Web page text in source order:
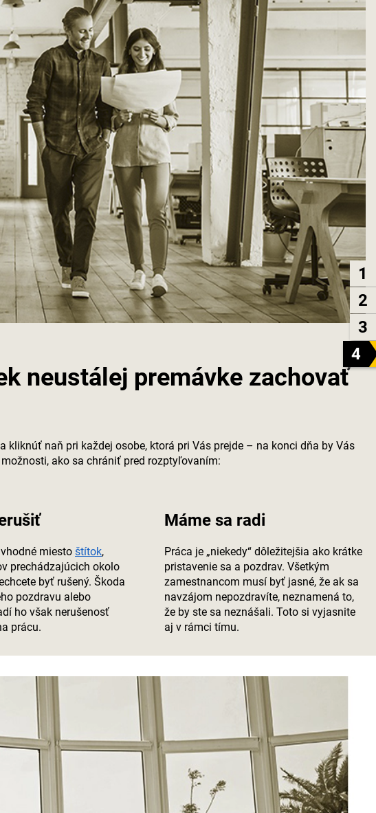
1
2
3
4
neustálej premávke zachovať
naň pri každej osobe, ktorá pri Vás prejde – na konci dňa by Vás
ako sa chrániť pred rozptyľovaním:
miesto štítok,
prechádzajúcich okolo
byť rušený. Škoda
pozdravu alebo
ho však nerušenosť
prácu.
Máme sa radi
Práca je „niekedy“ dôležitejšia ako krátke
pristavenie sa a pozdrav. Všetkým
zamestnancom musí byť jasné, že ak sa
navzájom nepozdravíte, neznamená to,
že by ste sa neznášali. Toto si vyjasnite
aj v rámci tímu.